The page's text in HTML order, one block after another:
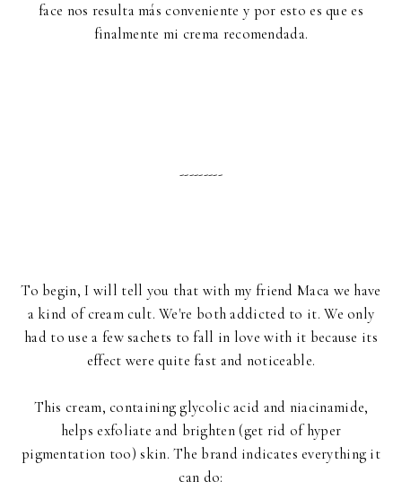
face nos resulta más conveniente y por esto es que es
finalmente mi crema recomendada.
---------
To begin, I will tell you that with my friend Maca we have
a kind of cream cult. We're both addicted to it. We only
had to use a few sachets to fall in love with it because its
effect were quite fast and noticeable.
This cream, containing glycolic acid and niacinamide,
helps exfoliate and brighten (get rid of hyper
pigmentation too) skin. The brand indicates everything it
can do: